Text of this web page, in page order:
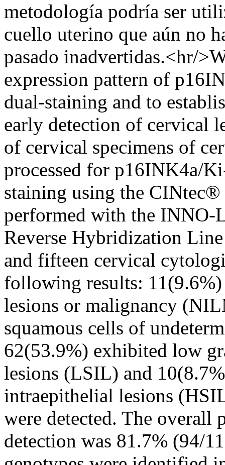
metodología podría ser
cuello uterino que aún no
pasado inadvertidas.<hr/
expression pattern of
dual-staining and to
early detection of cervical
of cervical specimens of
processed for p16INK4a/
staining using the
performed with the INNO-
Reverse Hybridization
and fifteen cervical
following results:
lesions or malignancy
squamous cells of
62(53.9%) exhibited low
lesions (LSIL) and
intraepithelial lesions
were detected. The overall
detection was 81.7% (94/